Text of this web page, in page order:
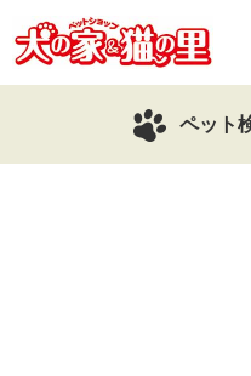
ペット